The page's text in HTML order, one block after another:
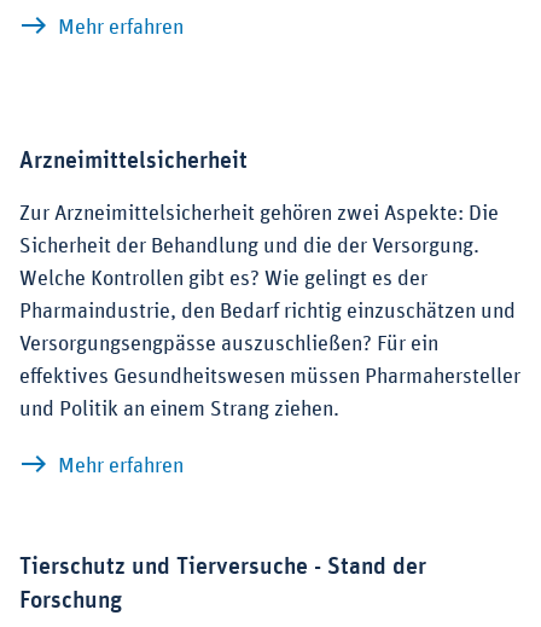
Mehr erfahren
Arzneimittelsicherheit
Zur Arzneimittelsicherheit gehören zwei Aspekte: Die
Sicherheit der Behandlung und die der Versorgung.
Welche Kontrollen gibt es? Wie gelingt es der
Pharmaindustrie, den Bedarf richtig einzuschätzen und
Versorgungsengpässe auszuschließen? Für ein
effektives Gesundheitswesen müssen Pharmahersteller
und Politik an einem Strang ziehen.
Mehr erfahren
Tierschutz und Tierversuche - Stand der
Forschung